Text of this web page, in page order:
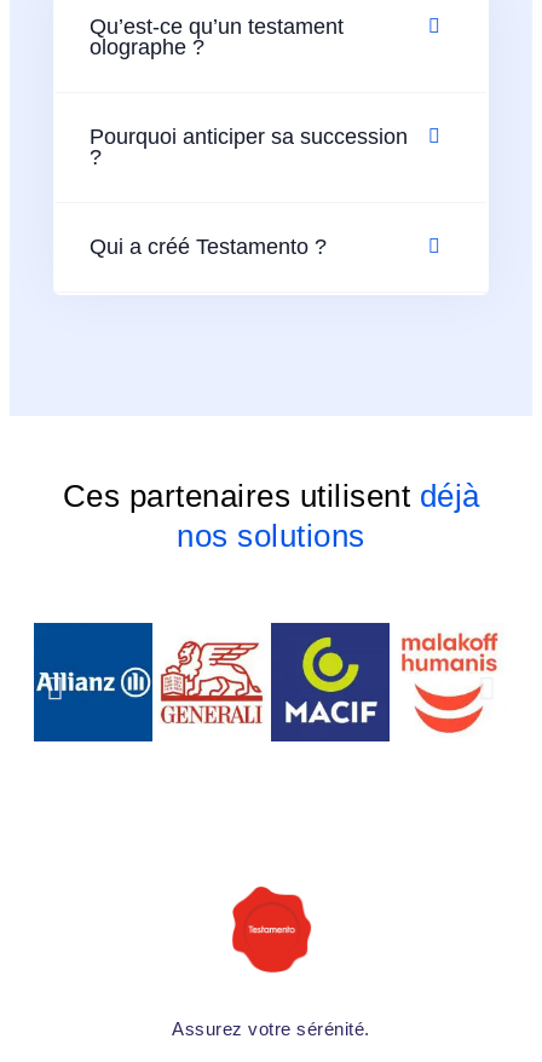
Qu’est-ce qu’un testament
olographe ?
Pourquoi anticiper sa succession
?
Qui a créé Testamento ?
Ces partenaires utilisent déjà
nos solutions
Assurez votre sérénité.